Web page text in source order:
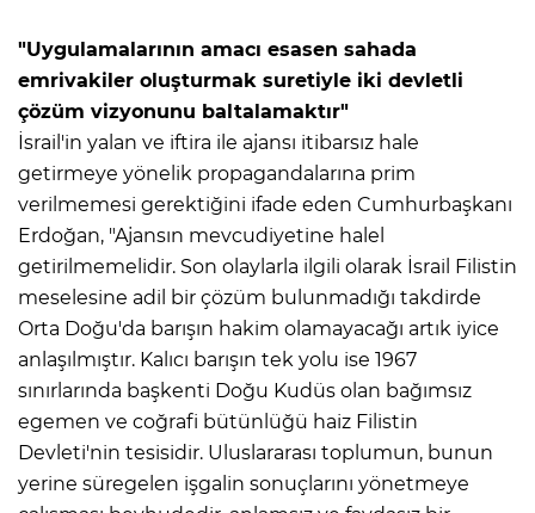
"Uygulamalarının amacı esasen sahada
emrivakiler oluşturmak suretiyle iki devletli
çözüm vizyonunu baltalamaktır"
İsrail'in yalan ve iftira ile ajansı itibarsız hale
getirmeye yönelik propagandalarına prim
verilmemesi gerektiğini ifade eden Cumhurbaşkanı
Erdoğan, "Ajansın mevcudiyetine halel
getirilmemelidir. Son olaylarla ilgili olarak İsrail Filistin
meselesine adil bir çözüm bulunmadığı takdirde
Orta Doğu'da barışın hakim olamayacağı artık iyice
anlaşılmıştır. Kalıcı barışın tek yolu ise 1967
sınırlarında başkenti Doğu Kudüs olan bağımsız
egemen ve coğrafi bütünlüğü haiz Filistin
Devleti'nin tesisidir. Uluslararası toplumun, bunun
yerine süregelen işgalin sonuçlarını yönetmeye